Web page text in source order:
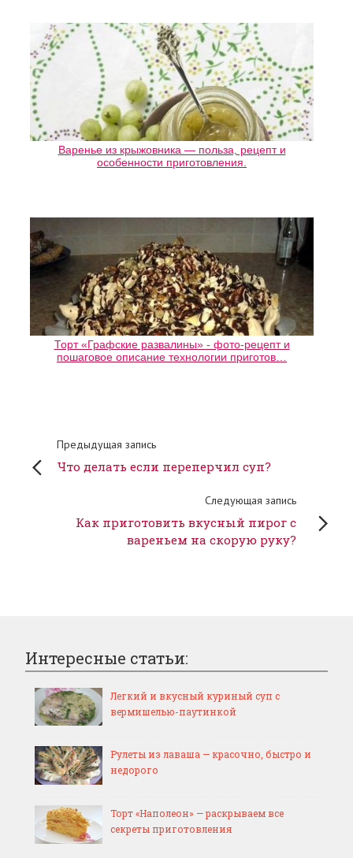
Варенье из крыжовника — польза, рецепт и
особенности приготовления.
Торт «Графские развалины» - фото-рецепт и
пошаговое описание технологии приготов…
Предыдущая запись
Что делать если переперчил суп?
Следующая запись
Как приготовить вкусный пирог с
вареньем на скорую руку?
Интересные статьи:
Легкий и вкусный куриный суп с
вермишелью-паутинкой
Рулеты из лаваша — красочно, быстро и
недорого
Торт «Наполеон» — раскрываем все
секреты приготовления